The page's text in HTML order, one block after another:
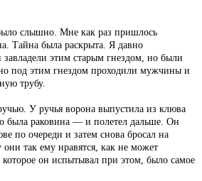
слышно. Мне как раз пришлось
Тайна была раскрыта. Я давно
завладели этим старым гнездом, но были
под этим гнездом проходили мужчины и
трубу.
У ручья ворона выпустила из клюва
была раковина — и полетел дальше. Он
по очереди и затем снова бросал на
так ему нравятся, как не может
он испытывал при этом, было самое